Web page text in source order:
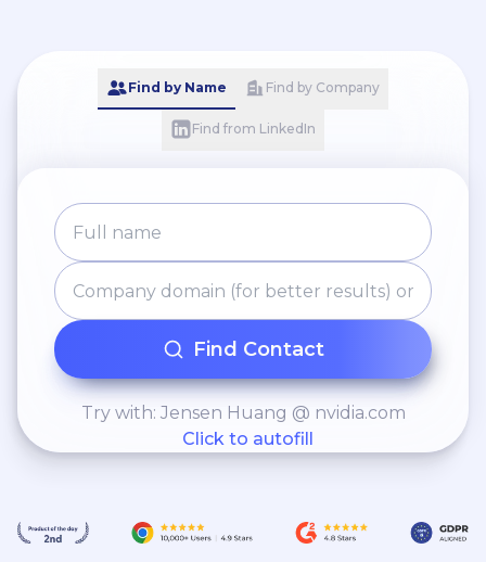
Find by Name Find by Company
Find from LinkedIn
Find Contact
Try with: Jensen Huang @ nvidia.com
Click to autofill